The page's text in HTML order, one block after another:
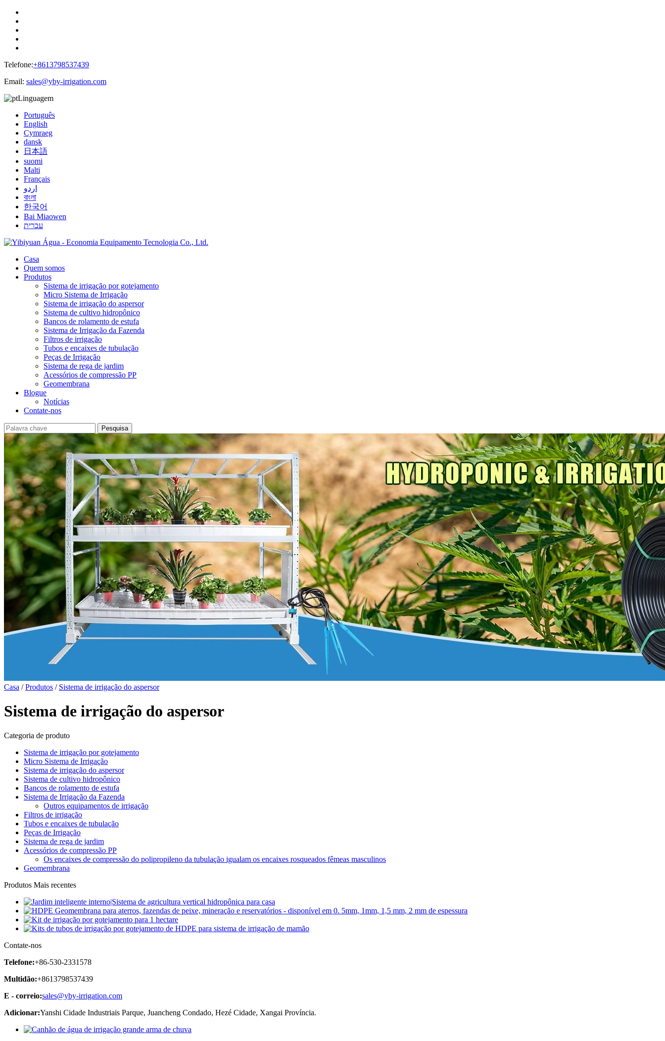
Telefone:+8613798537439
Email: sales@yby-irrigation.com
Linguagem
Português
English
Cymraeg
dansk
日本語
suomi
Malti
Français
اردو
বাংলা
한국어
Bai Miaowen
עברית
Casa
Quem somos
Produtos
Sistema de irrigação por gotejamento
Micro Sistema de Irrigação
Sistema de irrigação do aspersor
Sistema de cultivo hidropônico
Bancos de rolamento de estufa
Sistema de Irrigação da Fazenda
Filtros de irrigação
Tubos e encaixes de tubulação
Peças de Irrigação
Sistema de rega de jardim
Acessórios de compressão PP
Geomembrana
Blogue
Notícias
Contate-nos
Casa /Produtos / Sistema de irrigação do aspersor
Sistema de irrigação do aspersor
Categoria de produto
Sistema de irrigação por gotejamento
Micro Sistema de Irrigação
Sistema de irrigação do aspersor
Sistema de cultivo hidropônico
Bancos de rolamento de estufa
Sistema de Irrigação da Fazenda
Outros equipamentos de irrigação
Filtros de irrigação
Tubos e encaixes de tubulação
Peças de Irrigação
Sistema de rega de jardim
Acessórios de compressão PP
Os encaixes de compressão do polipropileno da tubulação igualam os encaixes rosqueados fêmeas masculinos
Geomembrana
Produtos Mais recentes
Contate-nos
Telefone:+86-530-2331578
Multidão:+8613798537439
E - correio:sales@yby-irrigation.com
Adicionar:Yanshi Cidade Industriais Parque, Juancheng Condado, Hezé Cidade, Xangai Província.